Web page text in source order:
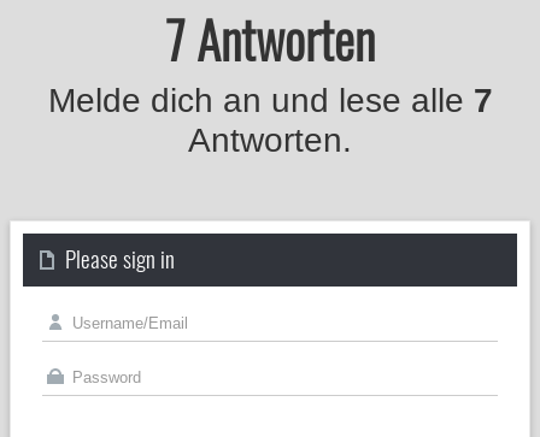
7 Antworten
Melde dich an und lese alle 7
Antworten.
Please sign in